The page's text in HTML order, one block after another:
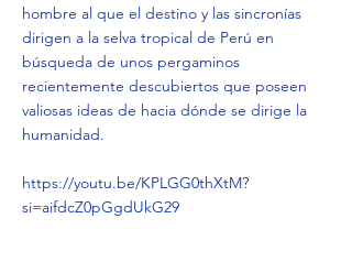
hombre al que el destino y las sincronías
dirigen a la selva tropical de Perú en
búsqueda de unos pergaminos
recientemente descubiertos que poseen
valiosas ideas de hacia dónde se dirige la
humanidad.
https://youtu.be/KPLGG0thXtM?
si=aifdcZ0pGgdUkG29